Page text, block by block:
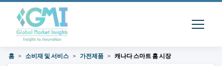
홈 소비재 및 서비스 가전제품 캐나다 스마트 홈 시장